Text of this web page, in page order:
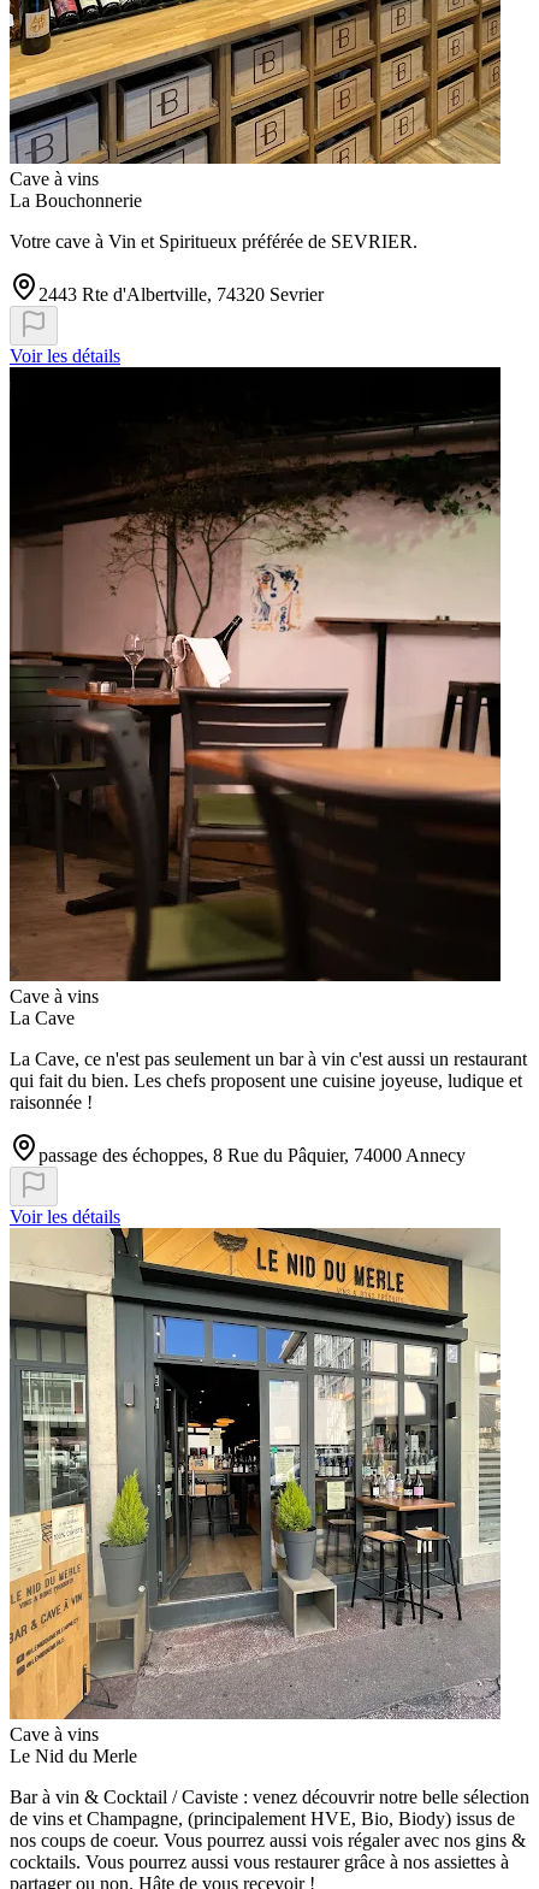
Cave à vins
La Bouchonnerie
Votre cave à Vin et Spiritueux préférée de SEVRIER.
2443 Rte d'Albertville, 74320 Sevrier
Voir les détails
Cave à vins
La Cave
La Cave, ce n'est pas seulement un bar à vin c'est aussi un restaurant
qui fait du bien. Les chefs proposent une cuisine joyeuse, ludique et
raisonnée !
passage des échoppes, 8 Rue du Pâquier, 74000 Annecy
Voir les détails
Cave à vins
Le Nid du Merle
Bar à vin & Cocktail / Caviste : venez découvrir notre belle sélection
de vins et Champagne, (principalement HVE, Bio, Biody) issus de
nos coups de coeur. Vous pourrez aussi vois régaler avec nos gins &
cocktails. Vous pourrez aussi vous restaurer grâce à nos assiettes à
partager ou non. Hâte de vous recevoir !